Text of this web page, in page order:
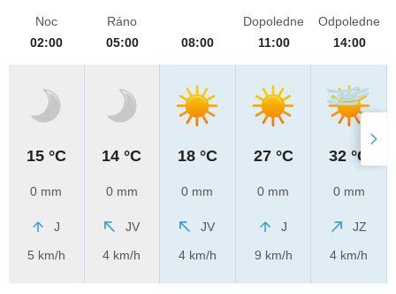
Noc
02:00
15 °C
0 mm
J
5 km/h
Ráno
05:00
14 °C
0 mm
JV
4 km/h
08:00
18 °C
0 mm
JV
4 km/h
Dopoledne
11:00
27 °C
0 mm
J
9 km/h
Odpoledne
14:00
32 °C
0 mm
JZ
4 km/h